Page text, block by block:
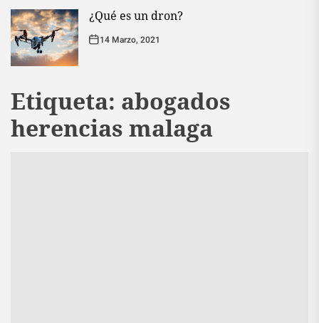
¿Qué es un dron?
14 Marzo, 2021
Etiqueta: abogados
herencias malaga